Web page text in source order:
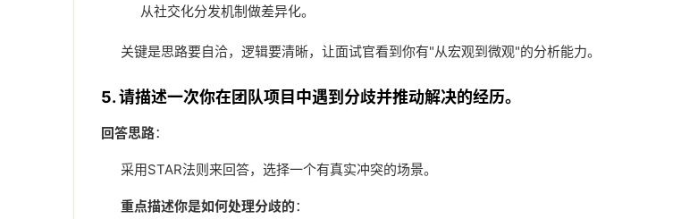
从社交化分发机制做差异化。
关键是思路要自洽，逻辑要清晰，让面试官看到你有"从宏观到微观"的分析能力。
5. 请描述一次你在团队项目中遇到分歧并推动解决的经历。
回答思路：
采用STAR法则来回答，选择一个有真实冲突的场景。
重点描述你是如何处理分歧的：